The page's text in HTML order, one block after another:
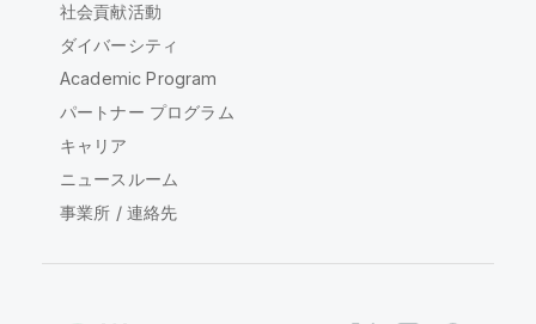
社会貢献活動
ダイバーシティ
Academic Program
パートナー プログラム
キャリア
ニュースルーム
事業所 / 連絡先